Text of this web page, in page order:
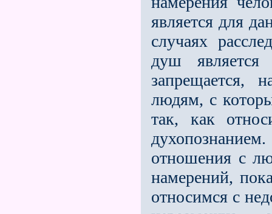
является для
случаях
душ является
запрещается,
людям, с
так, как
отношения с
намерений,
относимся с